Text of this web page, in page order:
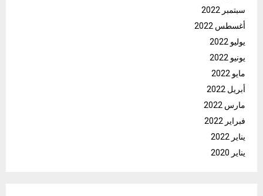
سبتمبر 2022
أغسطس 2022
يوليو 2022
يونيو 2022
مايو 2022
أبريل 2022
مارس 2022
فبراير 2022
يناير 2022
يناير 2020